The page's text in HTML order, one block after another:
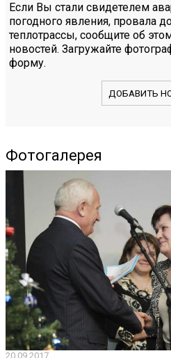
Если Вы стали свидетелем
погодного явления, провала
теплотрассы, сообщите об
новостей. Загружайте
форму.
ДОБАВИТЬ
Фотогалерея
20.09.2017